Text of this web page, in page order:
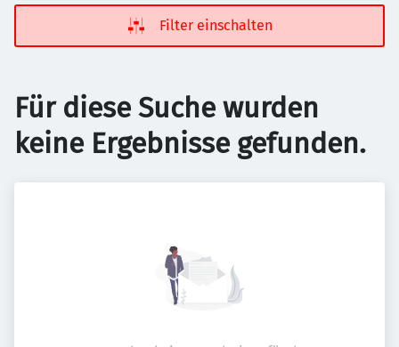
Filter einschalten
Für diese Suche wurden
keine Ergebnisse gefunden.